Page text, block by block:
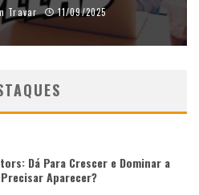
Travar 11/09/2025
Dá Para Crescer e Dominar a
Aparecer?